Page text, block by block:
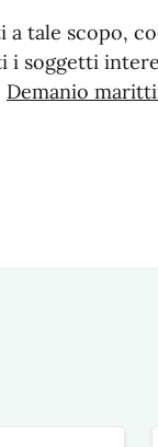
a tale scopo,
soggetti
Demanio